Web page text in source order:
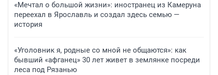
«Мечтал о большой жизни»: иностранец из Камеруна
переехал в Ярославль и создал здесь семью —
история
«Уголовник я, родные со мной не общаются»: как
бывший «афганец» 30 лет живет в землянке посреди
леса под Рязанью